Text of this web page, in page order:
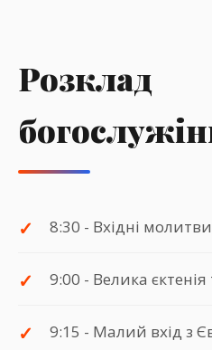
Розклад
8:30 - Вхідні молитви
9:00 - Велика
9:15 - Малий вхід з